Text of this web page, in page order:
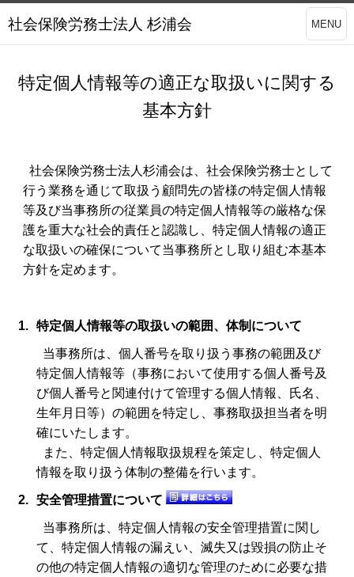
社会保険労務士法人 杉浦会 MENU
特定個人情報等の適正な取扱いに関する
基本方針
社会保険労務士法人杉浦会は、社会保険労務士として
行う業務を通じて取扱う顧問先の皆様の特定個人情報
等及び当事務所の従業員の特定個人情報等の厳格な保
護を重大な社会的責任と認識し、特定個人情報の適正
な取扱いの確保について当事務所とし取り組む本基本
方針を定めます。
1. 特定個人情報等の取扱いの範囲、体制について
当事務所は、個人番号を取り扱う事務の範囲及び
特定個人情報等（事務において使用する個人番号及
び個人番号と関連付けて管理する個人情報、氏名、
生年月日等）の範囲を特定し、事務取扱担当者を明
確にいたします。
また、特定個人情報取扱規程を策定し、特定個人
情報を取り扱う体制の整備を行います。
2. 安全管理措置について
当事務所は、特定個人情報の安全管理措置に関し
て、特定個人情報の漏えい、滅失又は毀損の防止そ
の他の特定個人情報の適切な管理のために必要な措